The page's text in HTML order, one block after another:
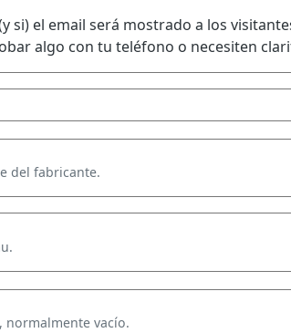
el email será mostrado a los
algo con tu teléfono o necesiten
del fabricante.
normalmente vacío.